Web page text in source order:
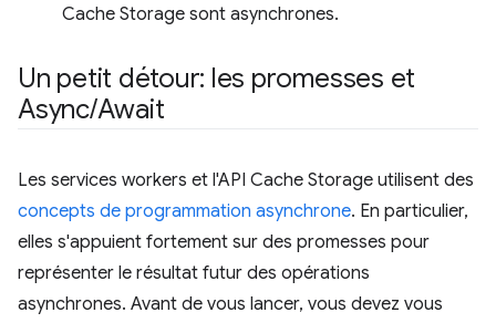
Cache Storage sont asynchrones.
Un petit détour: les promesses et
Async/Await
Les services workers et l'API Cache Storage utilisent des
concepts de programmation asynchrone. En particulier,
elles s'appuient fortement sur des promesses pour
représenter le résultat futur des opérations
asynchrones. Avant de vous lancer, vous devez vous